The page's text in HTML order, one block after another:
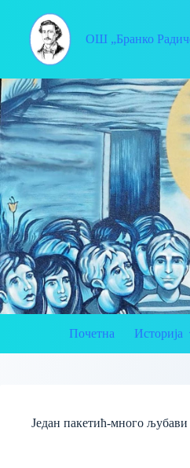
ОШ „Бранко
Почетна Историја
Један пакетић-много љубави